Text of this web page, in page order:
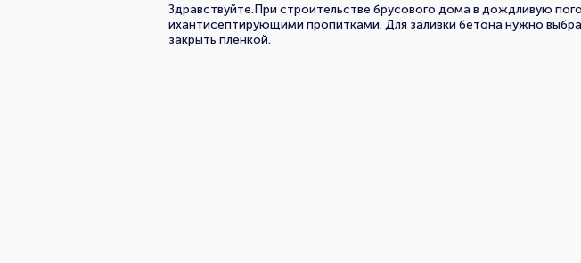
Здравствуйте.При строительстве брусового дома в дождливую
ихантисептирующими пропитками. Для заливки бетона нужно
закрыть пленкой.